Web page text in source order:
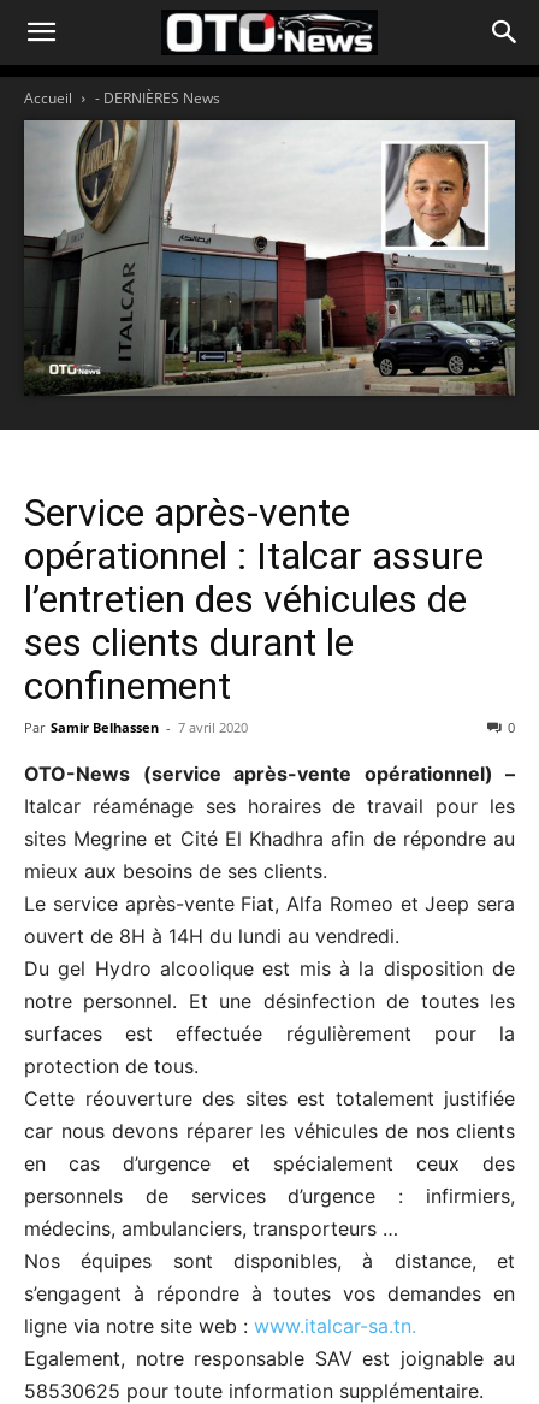
Accueil - DERNIÈRES News
Service après-vente
opérationnel : Italcar assure
l’entretien des véhicules de
ses clients durant le
confinement
Par Samir Belhassen - 7 avril 2020 0
OTO-News (service après-vente opérationnel) –
Italcar réaménage ses horaires de travail pour les
sites Megrine et Cité El Khadhra afin de répondre au
mieux aux besoins de ses clients.
Le service après-vente Fiat, Alfa Romeo et Jeep sera
ouvert de 8H à 14H du lundi au vendredi.
Du gel Hydro alcoolique est mis à la disposition de
notre personnel. Et une désinfection de toutes les
surfaces est effectuée régulièrement pour la
protection de tous.
Cette réouverture des sites est totalement justifiée
car nous devons réparer les véhicules de nos clients
en cas d’urgence et spécialement ceux des
personnels de services d’urgence : infirmiers,
médecins, ambulanciers, transporteurs …
Nos équipes sont disponibles, à distance, et
s’engagent à répondre à toutes vos demandes en
ligne via notre site web : www.italcar-sa.tn.
Egalement, notre responsable SAV est joignable au
58530625 pour toute information supplémentaire.